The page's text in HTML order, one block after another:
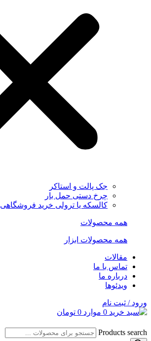
جک پالت و استاکر
چرخ دستی حمل بار
کالسکه یا ترولی خرید فروشگاهی
همه محصولات
همه محصولات ابزار
مقالات
تماس با ما
درباره ما
ویدئوها
ورود / ثبت نام
0 موارد 0 تومان
Products search